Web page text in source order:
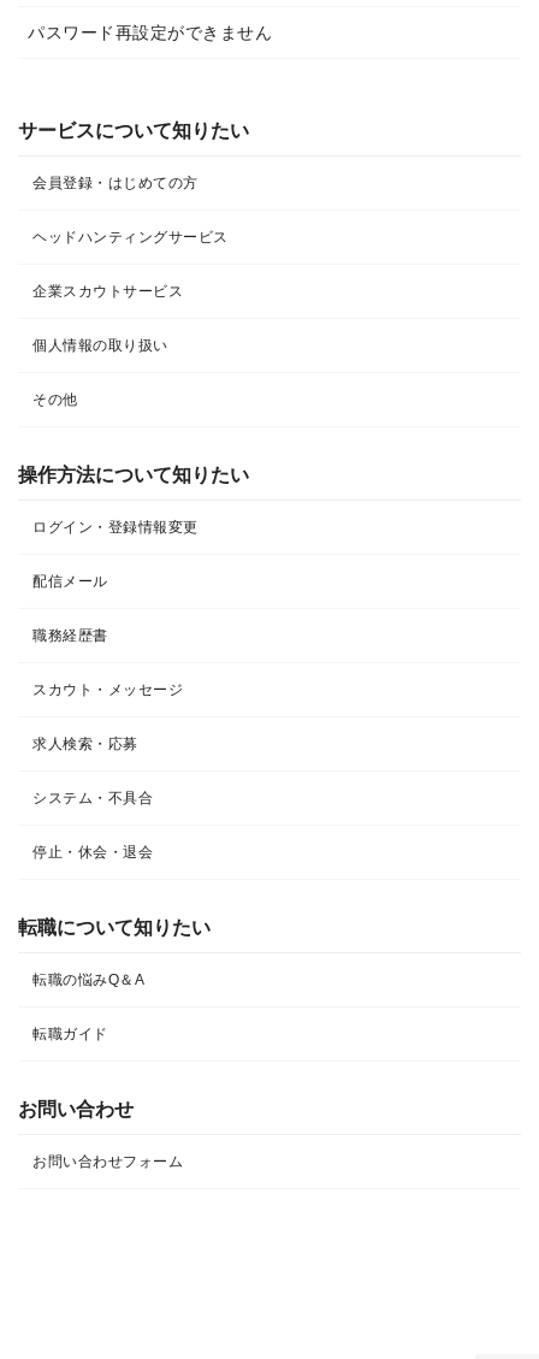
サービスについて知りたい
会員登録・はじめての方
ヘッドハンティングサービス
企業スカウトサービス
個人情報の取り扱い
その他
操作方法について知りたい
ログイン・登録情報変更
配信メール
職務経歴書
スカウト・メッセージ
求人検索・応募
システム・不具合
停止・休会・退会
転職について知りたい​
転職の悩みQ＆A​
転職ガイド
お問い合わせ
お問い合わせフォーム
パスワード再設定ができません